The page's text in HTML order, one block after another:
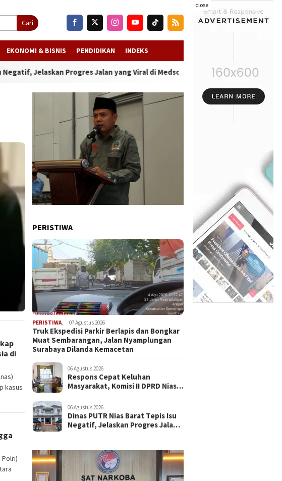
close
Cari
EKONOMI & BISNIS PENDIDIKAN INDEKS
Progres Jalan yang Viral di Medsos-Kwanyar Diterpa Isu “Bayar atau Viral”,
di
kasus
Polri)
PERISTIWA
PERISTIWA, 07 Agustus 2026
Truk Ekspedisi Parkir Berlapis dan Bongkar
Muat Sembarangan, Jalan Nyamplungan
Surabaya Dilanda Kemacetan
06 Agustus 2026
Respons Cepat Keluhan
Masyarakat, Komisi II DPRD Nias
Pembangunan RSU Cerah Medika
.
06 Agustus 2026
Dinas PUTR Nias Barat Tepis Isu
Negatif, Jelaskan Progres Jalan